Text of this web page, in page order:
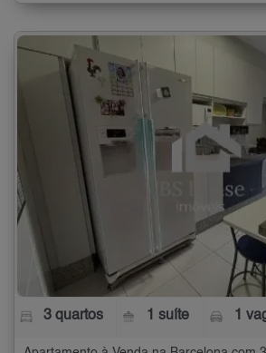
3 quartos 1 suíte 1